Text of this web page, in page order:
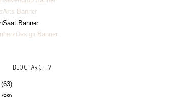
BLOG ARCHIV
(63)